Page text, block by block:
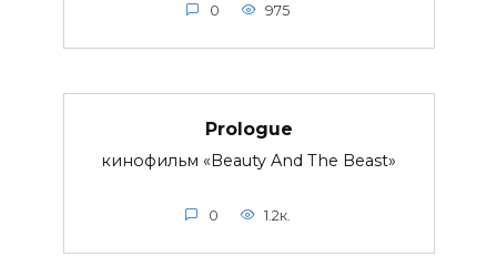
0 975
Prologue
кинофильм «Beauty And The Beast»
0 1.2к.